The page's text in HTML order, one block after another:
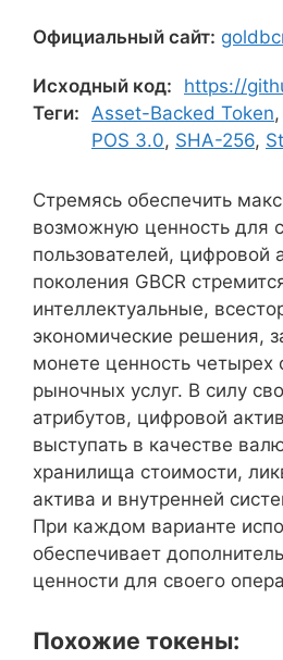
Официальный сайт:
Исходный код:
https://
Теги: Asset-Backed Token,
POS 3.0, SHA-256,
Стремясь обеспечить
возможную ценность для
пользователей, цифровой
поколения GBCR
интеллектуальные,
экономические решения,
монете ценность четырех
рыночных услуг. В силу
атрибутов, цифровой
выступать в качестве
хранилища стоимости,
актива и внутренней
При каждом варианте
обеспечивает
ценности для своего
Похожие токены: